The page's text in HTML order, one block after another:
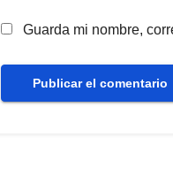
Guarda mi nombre,